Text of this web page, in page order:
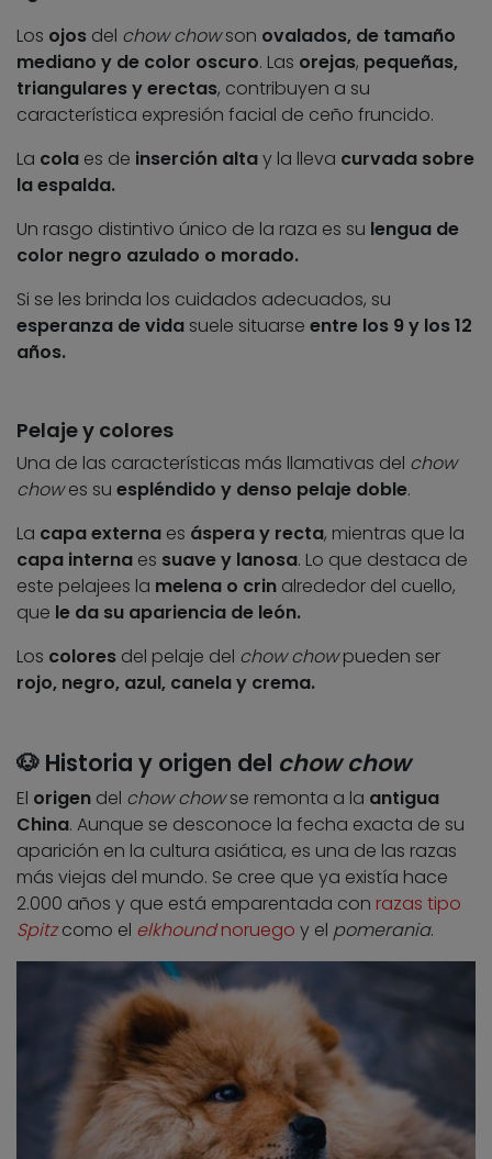
Los ojos del chow chowson ovalados, de tamaño
mediano y de color oscuro. Las orejas, pequeñas,
triangulares y erectas, contribuyen a su
característica expresión facial de ceño fruncido.
La cola es de inserción altay la lleva curvada sobre
la espalda.
Un rasgo distintivo único de la raza es su lengua de
color negro azulado o morado.
Si se les brinda los cuidados adecuados, su
esperanza de vida suele situarse entre los 9 y los 12
años.
Pelaje y colores
Una de las características más llamativas del chow
chowes su espléndido y denso pelaje doble.
La capa externa es áspera y recta, mientras que la
capa interna es suave y lanosa. Lo que destaca de
este pelajees la melena o crin alrededor del cuello,
que le da su apariencia de león.
Los colores del pelaje del chow chowpueden ser
rojo, negro, azul, canela y crema.
🐶 Historia y origen del chow chow
El origen del chow chowse remonta a la antigua
China. Aunque se desconoce la fecha exacta de su
aparición en la cultura asiática, es una de las razas
más viejas del mundo. Se cree que ya existía hace
2.000 años y que está emparentada con razas tipo
Spitz como el elkhoundnoruego y el pomerania.